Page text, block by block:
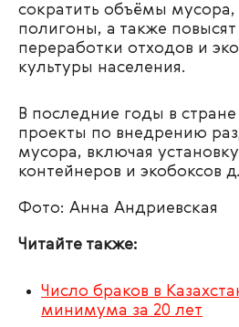
сократить объёмы мусора,
полигоны, а также повысят
переработки отходов и
культуры населения.
В последние годы в
проекты по внедрению
мусора, включая
контейнеров и экобоксов
Фото: Анна Андриевская
Читайте также:
Число браков в
минимума за 20 лет